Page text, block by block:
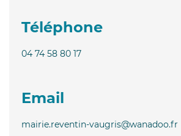
Téléphone
04 74 58 80 17
Email
mairie.reventin-vaugris@wanadoo.fr